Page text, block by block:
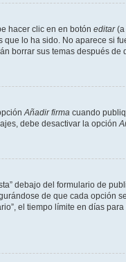
hacer clic en en botón editar(a
lo ha sido. No aparece si
borrar sus temas después
Añadir firma cuando
debe desactivar la opción
debajo del formulario de
de que cada opción
el tiempo límite en días